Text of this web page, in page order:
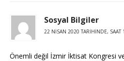
Sosyal Bilgiler
22 NISAN 2020 TARIHINDE, SAAT
Önemli değil İzmir İktisat Kongresi